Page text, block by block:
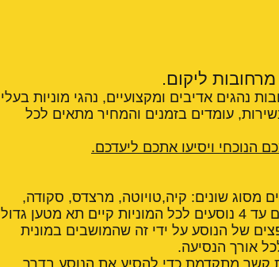
ליקום.
נהגים אדיבים ומקצועיים, נהגי מוניות בעלי
עומדים בזמנים והמחיר מתאים לכל
הנוכחי ויסיעו אתכם ליעדכם.
מסוג שונים: קיה,טויוטה, מרצדס, סקודה,
פולקסווגן, סיטרואן, רנו עם רמת אבזור מפוארת ולכולם עד 4 נוסעים לכל המוניות קיים תא מטען גדול
של הנוסע על ידי זה שהמושבים במונית
אורך הנסיעה.
קשר מתקדמת כדי להסיע את הנוסע בדרך